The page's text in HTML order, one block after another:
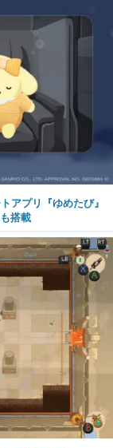
アプリ『ゆめたび』
搭載